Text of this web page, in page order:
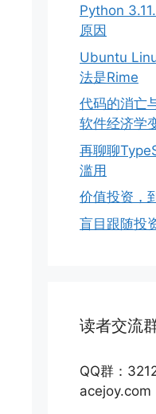
Python
原因
Ubuntu
法是Rime
代码的消亡
软件经济学
再聊聊
滥用
价值投资，
盲目跟随投
读者交流
QQ群：
acejoy.com